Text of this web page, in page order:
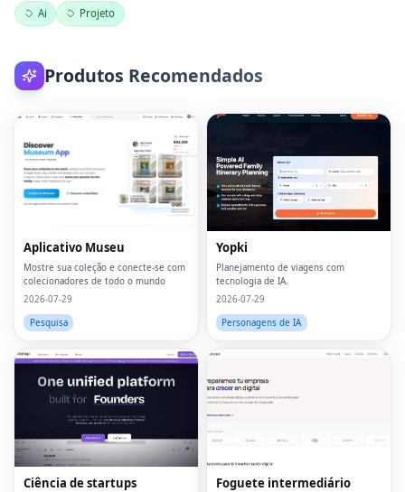
Ai Projeto
Produtos Recomendados
Aplicativo Museu
Mostre sua coleção e conecte-se com
colecionadores de todo o mundo
2026-07-29
Pesquisa
Yopki
Planejamento de viagens com
tecnologia de IA.
2026-07-29
Personagens de IA
Ciência de startups Foguete intermediário